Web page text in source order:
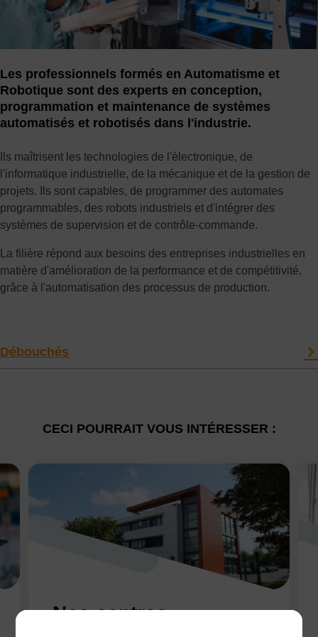
Les professionnels formés en Automatisme et
Robotique sont des experts en conception,
programmation et maintenance de systèmes
automatisés et robotisés dans l'industrie.
Ils maîtrisent les technologies de l'électronique, de
l'informatique industrielle, de la mécanique et de la gestion de
projets. Ils sont capables, de programmer des automates
programmables, des robots industriels et d'intégrer des
systèmes de supervision et de contrôle-commande.
La filière répond aux besoins des entreprises industrielles en
matière d'amélioration de la performance et de compétitivité,
grâce à l'automatisation des processus de production.
Débouchés
CECI POURRAIT VOUS INTÉRESSER :
Nos centres